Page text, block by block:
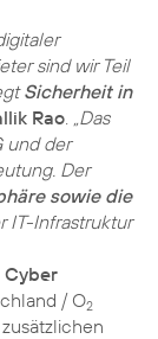
sind wir Teil
Sicherheit in
Rao
„Das
und der
Der
sowie die
IT-Infrastruktur
Cyber
/ O2